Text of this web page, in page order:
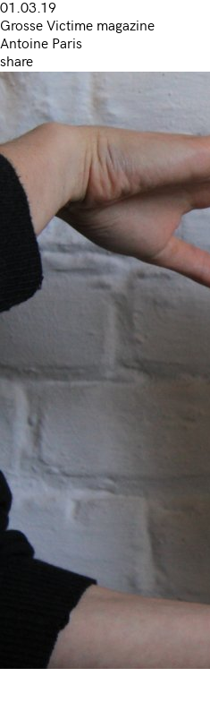
01.03.19
Grosse Victime magazine
Antoine Paris
share